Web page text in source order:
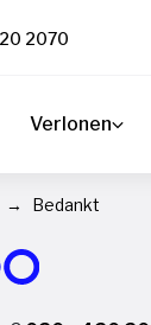
2070
Verlonen
Bedankt